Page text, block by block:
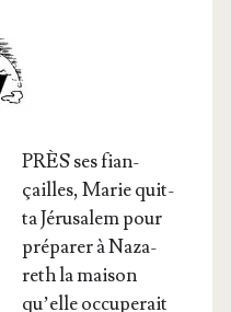
PRÈS ses fian­
çailles, Marie quit­
ta Jéru­sa­lem pour
pré­pa­rer à Naza­
reth la mai­son
qu’elle occu­pe­rait